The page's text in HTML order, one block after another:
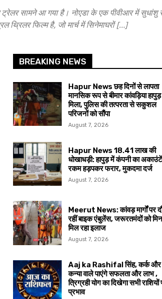
सामने आ गया है। नोएडा के एक पीवीआर में सुधांशु
थ्रिलर फिल्म है, जो मार्च में सिनेमाघरों […]
BREAKING NEWS
Hapur News छह दिनों से लापता
मानसिक रूप से बीमार कांवड़िया
मिला, पुलिस की तत्परता से सकुशल
परिजनों को सौंपा
August 7, 2026
Hapur News 18.41 लाख की
धोखाधड़ी: हापुड़ में कंपनी का
रकम हड़पकर फरार, मुकदमा दर्ज
August 7, 2026
Meerut News: कांवड़ मार्गों पर
रहीं बाइक एंबुलेंस, जरूरतमंदों को
मिल रहा इलाज
August 7, 2026
Aaj ka Rashifal सिंह, कर्क और
कन्या वाले पाएंगे सफलता और लाभ ,
त्रिग्रही योग का दिखेगा सभी राशियों
प्रभाव